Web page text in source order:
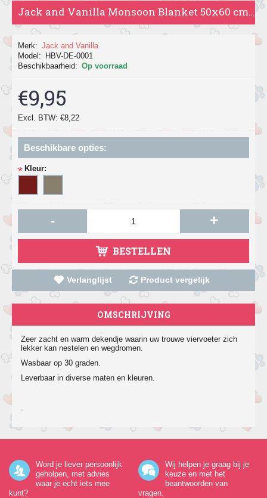
Jack and Vanilla Monsoon Blanket 50x60 cm, in grijs en bruin.
Merk: Jack and Vanilla
Model:
HBV-DE-0001
Beschikbaarheid: Op voorraad
€9,95
Excl. BTW: €8,22
Beschikbare opties:
* Kleur:
- +
BESTELLEN
Verlanglijst Product vergelijk
OMSCHRIJVING
Zeer zacht en warm dekendje waarin uw trouwe viervoeter zich
lekker kan nestelen en wegdromen.
Wasbaar op 30 graden.
Leverbaar in diverse maten en kleuren.
.
Word je liever persoonlijk
geholpen, met advies
waar je echt iets mee
kunt?
Wij helpen je graag bij je
keuze en met het
beantwoorden van
vragen.